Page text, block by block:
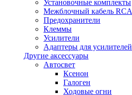
Установочные комплекты
Межблочный кабель RCA
Предохранители
Клеммы
Усилители
Адаптеры для усилителей
Другие аксессуары
Автосвет
Ксенон
Галоген
Ходовые огни